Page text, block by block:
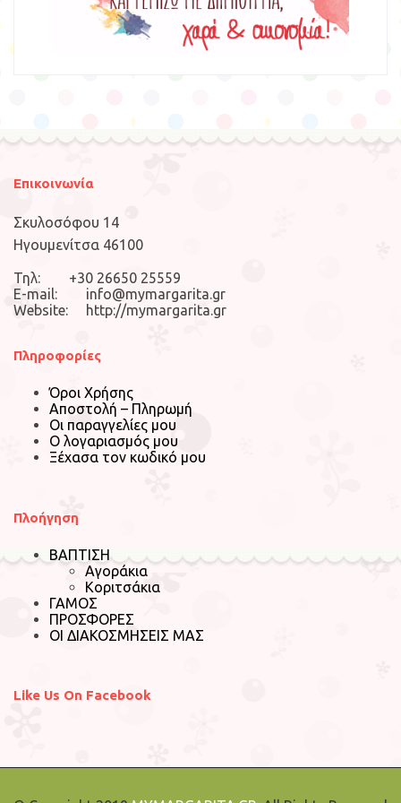
Επικοινωνία
Σκυλοσόφου 14
Ηγουμενίτσα 46100
Τηλ: +30 26650 25559
E-mail: info@mymargarita.gr
Website: http://mymargarita.gr
Πληροφορίες
Όροι Χρήσης
Αποστολή – Πληρωμή
Οι παραγγελίες μου
Ο λογαριασμός μου
Ξέχασα τον κωδικό μου
Πλοήγηση
ΒΑΠΤΙΣΗ
Αγοράκια
Κοριτσάκια
ΓΑΜΟΣ
ΠΡΟΣΦΟΡΕΣ
ΟΙ ΔΙΑΚΟΣΜΗΣΕΙΣ ΜΑΣ
Like Us On Facebook